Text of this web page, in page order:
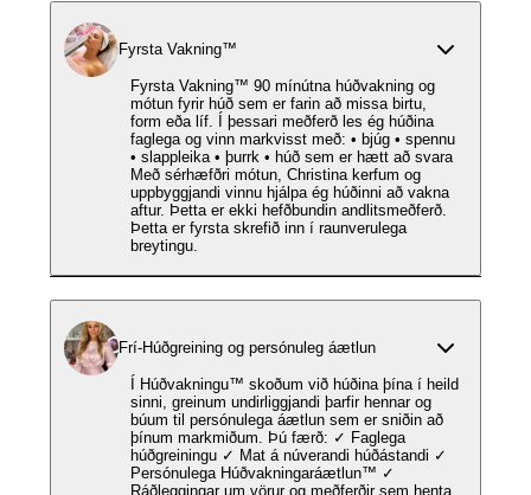
Fyrsta Vakning™️
Fyrsta Vakning™ 90 mínútna húðvakning og
mótun fyrir húð sem er farin að missa birtu,
form eða líf. Í þessari meðferð les ég húðina
faglega og vinn markvisst með: • bjúg • spennu
• slappleika • þurrk • húð sem er hætt að svara
Með sérhæfðri mótun, Christina kerfum og
uppbyggjandi vinnu hjálpa ég húðinni að vakna
aftur. Þetta er ekki hefðbundin andlitsmeðferð.
Þetta er fyrsta skrefið inn í raunverulega
breytingu.
Frí-Húðgreining og persónuleg áætlun
Í Húðvakningu™️ skoðum við húðina þína í heild
sinni, greinum undirliggjandi þarfir hennar og
búum til persónulega áætlun sem er sniðin að
þínum markmiðum. Þú færð: ✓ Faglega
húðgreiningu ✓ Mat á núverandi húðástandi ✓
Persónulega Húðvakningaráætlun™️ ✓
Ráðleggingar um vörur og meðferðir sem henta